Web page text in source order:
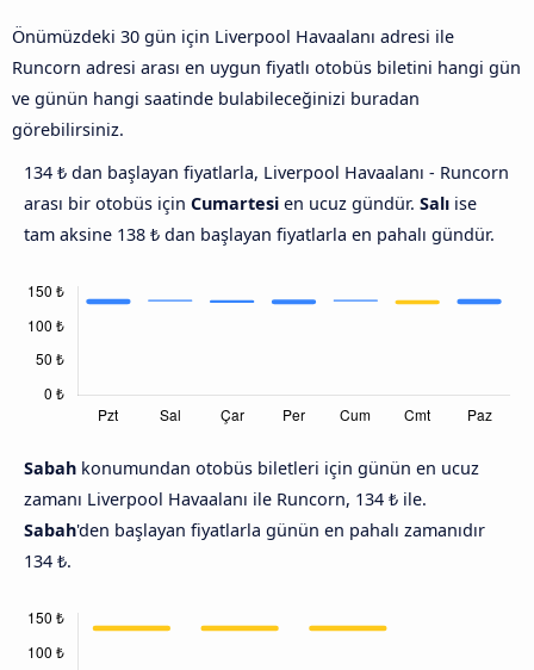
Önümüzdeki 30 gün için Liverpool Havaalanı adresi ile
Runcorn adresi arası en uygun fiyatlı otobüs biletini hangi gün
ve günün hangi saatinde bulabileceğinizi buradan
görebilirsiniz.
134 ₺ dan başlayan fiyatlarla, Liverpool Havaalanı - Runcorn
arası bir otobüs için Cumartesi en ucuz gündür. Salı ise
tam aksine 138 ₺ dan başlayan fiyatlarla en pahalı gündür.
Sabah konumundan otobüs biletleri için günün en ucuz
zamanı Liverpool Havaalanı ile Runcorn, 134 ₺ ile.
Sabah'den başlayan fiyatlarla günün en pahalı zamanıdır
134 ₺.